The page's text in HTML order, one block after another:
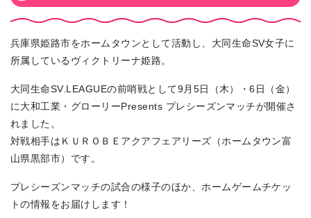
兵庫県姫路市をホームタウンとして活動し、大同生命SV女子に
所属しているヴィクトリーナ姫路。
大同生命SV.LEAGUEの前哨戦として9月5日（木）・6日（金）
に大和工業・グローリーPresents プレシーズンマッチが開催さ
れました。
対戦相手はＫＵＲＯＢＥアクアフェアリーズ（ホームタウン富
山県黒部市）です。
プレシーズンマッチの試合の様子のほか、ホームゲームチケッ
トの情報をお届けします！